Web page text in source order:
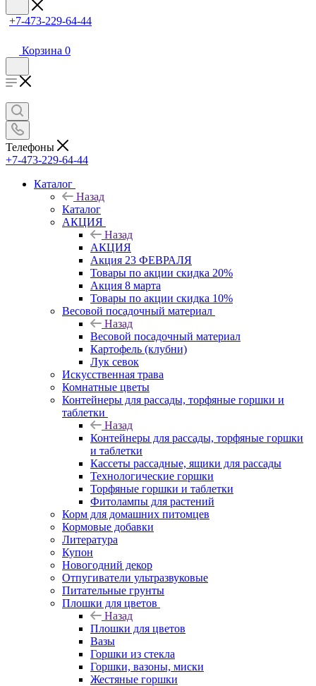
+7-473-229-64-44
Корзина 0
Телефоны
+7-473-229-64-44
Каталог
Назад
Каталог
АКЦИЯ
Назад
АКЦИЯ
Акция 23 ФЕВРАЛЯ
Товары по акции скидка 20%
Акция 8 марта
Товары по акции скидка 10%
Весовой посадочный материал
Назад
Весовой посадочный материал
Картофель (клубни)
Лук севок
Искусственная трава
Комнатные цветы
Контейнеры для рассады, торфяные горшки и
таблетки
Назад
Контейнеры для рассады, торфяные горшки
и таблетки
Кассеты рассадные, ящики для рассады
Технологические горшки
Торфяные горшки и таблетки
Фитолампы для растений
Корм для домашних питомцев
Кормовые добавки
Литература
Купон
Новогодний декор
Отпугиватели ультразвуковые
Питательные грунты
Плошки для цветов
Назад
Плошки для цветов
Вазы
Горшки из стекла
Горшки, вазоны, миски
Жестяные горшки